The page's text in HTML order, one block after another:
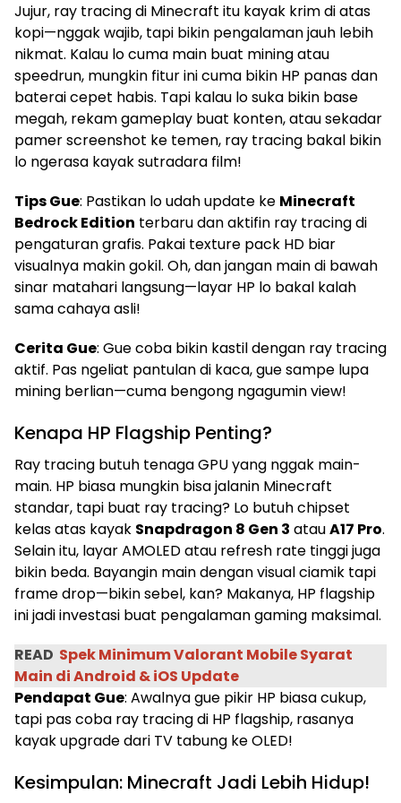
Jujur, ray tracing di Minecraft itu kayak krim di atas
kopi—nggak wajib, tapi bikin pengalaman jauh lebih
nikmat. Kalau lo cuma main buat mining atau
speedrun, mungkin fitur ini cuma bikin HP panas dan
baterai cepet habis. Tapi kalau lo suka bikin base
megah, rekam gameplay buat konten, atau sekadar
pamer screenshot ke temen, ray tracing bakal bikin
lo ngerasa kayak sutradara film!
Tips Gue: Pastikan lo udah update ke Minecraft
Bedrock Edition terbaru dan aktifin ray tracing di
pengaturan grafis. Pakai texture pack HD biar
visualnya makin gokil. Oh, dan jangan main di bawah
sinar matahari langsung—layar HP lo bakal kalah
sama cahaya asli!
Cerita Gue: Gue coba bikin kastil dengan ray tracing
aktif. Pas ngeliat pantulan di kaca, gue sampe lupa
mining berlian—cuma bengong ngagumin view!
Kenapa HP Flagship Penting?
Ray tracing butuh tenaga GPU yang nggak main-
main. HP biasa mungkin bisa jalanin Minecraft
standar, tapi buat ray tracing? Lo butuh chipset
kelas atas kayak Snapdragon 8 Gen 3 atauA17 Pro.
Selain itu, layar AMOLED atau refresh rate tinggi juga
bikin beda. Bayangin main dengan visual ciamik tapi
frame drop—bikin sebel, kan? Makanya, HP flagship
ini jadi investasi buat pengalaman gaming maksimal.
READ Spek Minimum Valorant Mobile Syarat
Main di Android & iOS Update
Pendapat Gue: Awalnya gue pikir HP biasa cukup,
tapi pas coba ray tracing di HP flagship, rasanya
kayak upgrade dari TV tabung ke OLED!
Kesimpulan: Minecraft Jadi Lebih Hidup!